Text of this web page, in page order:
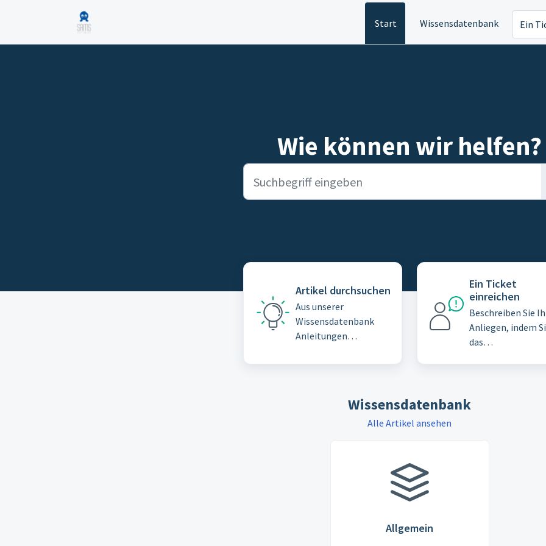
Start
Wissensdatenbank Ein
Wie können wir helfen?
Artikel durchsuchen
Aus unserer
Wissensdatenbank
Anleitungen
Practices lernen
Ein Ticket
einreichen
Beschreiben Sie
Anliegen, indem
das
Wissensdatenbank
Alle Artikel ansehen
Allgemein